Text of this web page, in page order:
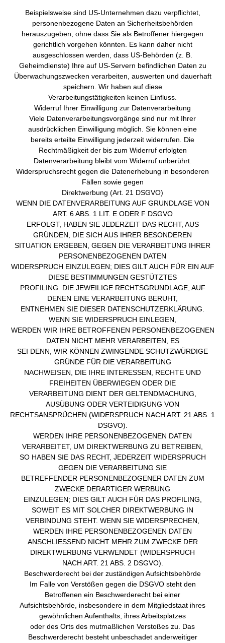
Beispielsweise sind US-Unternehmen dazu verpflichtet,
personenbezogene Daten an Sicherheitsbehörden
herauszugeben, ohne dass Sie als Betroffener hiergegen
gerichtlich vorgehen könnten. Es kann daher nicht
ausgeschlossen werden, dass US-Behörden (z. B.
Geheimdienste) Ihre auf US-Servern befindlichen Daten zu
Überwachungszwecken verarbeiten, auswerten und dauerhaft
speichern. Wir haben auf diese
Verarbeitungstätigkeiten keinen Einfluss.
Widerruf Ihrer Einwilligung zur Datenverarbeitung
Viele Datenverarbeitungsvorgänge sind nur mit Ihrer
ausdrücklichen Einwilligung möglich. Sie können eine
bereits erteilte Einwilligung jederzeit widerrufen. Die
Rechtmäßigkeit der bis zum Widerruf erfolgten
Datenverarbeitung bleibt vom Widerruf unberührt.
Widerspruchsrecht gegen die Datenerhebung in besonderen
Fällen sowie gegen
Direktwerbung (Art. 21 DSGVO)
WENN DIE DATENVERARBEITUNG AUF GRUNDLAGE VON
ART. 6 ABS. 1 LIT. E ODER F DSGVO
ERFOLGT, HABEN SIE JEDERZEIT DAS RECHT, AUS
GRÜNDEN, DIE SICH AUS IHRER BESONDEREN
SITUATION ERGEBEN, GEGEN DIE VERARBEITUNG IHRER
PERSONENBEZOGENEN DATEN
WIDERSPRUCH EINZULEGEN; DIES GILT AUCH FÜR EIN AUF
DIESE BESTIMMUNGEN GESTÜTZTES
PROFILING. DIE JEWEILIGE RECHTSGRUNDLAGE, AUF
DENEN EINE VERARBEITUNG BERUHT,
ENTNEHMEN SIE DIESER DATENSCHUTZERKLÄRUNG.
WENN SIE WIDERSPRUCH EINLEGEN,
WERDEN WIR IHRE BETROFFENEN PERSONENBEZOGENEN
DATEN NICHT MEHR VERARBEITEN, ES
SEI DENN, WIR KÖNNEN ZWINGENDE SCHUTZWÜRDIGE
GRÜNDE FÜR DIE VERARBEITUNG
NACHWEISEN, DIE IHRE INTERESSEN, RECHTE UND
FREIHEITEN ÜBERWIEGEN ODER DIE
VERARBEITUNG DIENT DER GELTENDMACHUNG,
AUSÜBUNG ODER VERTEIDIGUNG VON
RECHTSANSPRÜCHEN (WIDERSPRUCH NACH ART. 21 ABS. 1
DSGVO).
WERDEN IHRE PERSONENBEZOGENEN DATEN
VERARBEITET, UM DIREKTWERBUNG ZU BETREIBEN,
SO HABEN SIE DAS RECHT, JEDERZEIT WIDERSPRUCH
GEGEN DIE VERARBEITUNG SIE
BETREFFENDER PERSONENBEZOGENER DATEN ZUM
ZWECKE DERARTIGER WERBUNG
EINZULEGEN; DIES GILT AUCH FÜR DAS PROFILING,
SOWEIT ES MIT SOLCHER DIREKTWERBUNG IN
VERBINDUNG STEHT. WENN SIE WIDERSPRECHEN,
WERDEN IHRE PERSONENBEZOGENEN DATEN
ANSCHLIESSEND NICHT MEHR ZUM ZWECKE DER
DIREKTWERBUNG VERWENDET (WIDERSPRUCH
NACH ART. 21 ABS. 2 DSGVO).
Beschwerderecht bei der zuständigen Aufsichtsbehörde
Im Falle von Verstößen gegen die DSGVO steht den
Betroffenen ein Beschwerderecht bei einer
Aufsichtsbehörde, insbesondere in dem Mitgliedstaat ihres
gewöhnlichen Aufenthalts, ihres Arbeitsplatzes
oder des Orts des mutmaßlichen Verstoßes zu. Das
Beschwerderecht besteht unbeschadet anderweitiger